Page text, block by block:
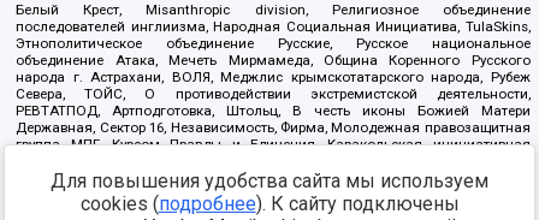
Белый Крест, Misanthropic division, Религиозное объединение
последователей инглиизма, Народная Социальная Инициатива, TulaSkins,
Этнополитическое объединение Русские, Русское национальное
объединение Атака, Мечеть Мирмамеда, Община Коренного Русского
народа г. Астрахани, ВОЛЯ, Меджлис крымскотатарского народа, Рубеж
Севера, ТОЙС, О противодействии экстремистской деятельности,
РЕВТАТПОД, Артподготовка, Штольц, В честь иконы Божией Матери
Державная, Сектор 16, Независимость, Фирма, Молодежная правозащитная
группа МПГ, Курсом Правды и Единения, Каракольская инициативная
Благотворительный пансионат Ак Умут, Русская республика Русь,
Арестантское уголовное единство, Башкорт, Нация и свобода, W.H.С., Фалунь
Дафа, Иртыш Ultras, Русский Патриотический клуб-Новокузнецк/РПК,
Для повышения удобства сайта мы используем
cookies (подробнее). К сайту подключены